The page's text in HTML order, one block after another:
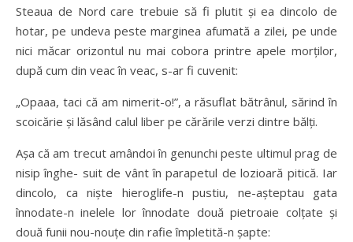
Steaua de Nord care trebuie să fi plutit şi ea dincolo de
hotar, pe undeva peste marginea afumată a zilei, pe unde
nici măcar orizontul nu mai cobora printre apele morţilor,
după cum din veac în veac, s-ar fi cuvenit:
„Opaaa, taci că am nimerit-o!”, a răsuflat bătrânul, sărind în
scoicărie şi lăsând calul liber pe cărările verzi dintre bălţi.
Aşa că am trecut amândoi în genunchi peste ultimul prag de
nisip înghe- suit de vânt în parapetul de lozioară pitică. Iar
dincolo, ca nişte hieroglife-n pustiu, ne-aşteptau gata
înnodate-n inelele lor înnodate două pietroaie colţate şi
două funii nou-nouţe din rafie împletită-n şapte: